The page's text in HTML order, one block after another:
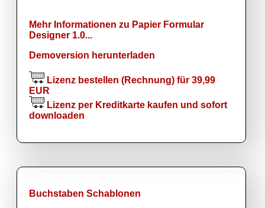
Mehr Informationen zu Papier Formular
Designer 1.0...
Demoversion herunterladen
Lizenz bestellen (Rechnung) für 39,99
EUR
Lizenz per Kreditkarte kaufen und sofort
downloaden
Buchstaben Schablonen